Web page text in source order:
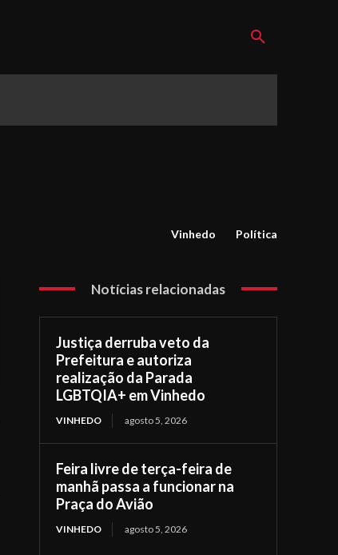
Vinhedo Política
Notícias relacionadas
Justiça derruba veto da
Prefeitura e autoriza
realização da Parada
LGBTQIA+ em Vinhedo
VINHEDO agosto 5, 2026
Feira livre de terça-feira de
manhã passa a funcionar na
Praça do Avião
VINHEDO agosto 5, 2026